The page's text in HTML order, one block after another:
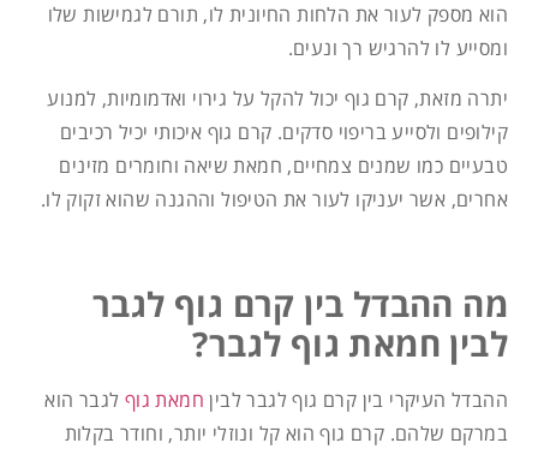
הוא מספק לעור את הלחות החיונית לו, תורם לגמישות שלו
ומסייע לו להרגיש רך ונעים.
יתרה מזאת, קרם גוף יכול להקל על גירוי ואדמומיות, למנוע
קילופים ולסייע בריפוי סדקים. קרם גוף איכותי יכיל רכיבים
טבעיים כמו שמנים צמחיים, חמאת שיאה וחומרים מזינים
אחרים, אשר יעניקו לעור את הטיפול וההגנה שהוא זקוק לו.
מה ההבדל בין קרם גוף לגבר
לבין חמאת גוף לגבר?
ההבדל העיקרי בין קרם גוף לגבר לבין חמאת גוף לגבר הוא
במרקם שלהם. קרם גוף הוא קל ונוזלי יותר, וחודר בקלות